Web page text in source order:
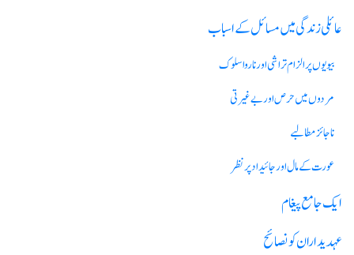
عائلی زندگی میں مسائل کے اسباب
بیویوں پر الزام تراشی اور ناروا سلوک
مردوں میں حرص اور بے غیرتی
ناجائز مطالبے
عورت کے مال اور جائیداد پر نظر
ایک جامع پیغام
عہدیداران کو نصائح